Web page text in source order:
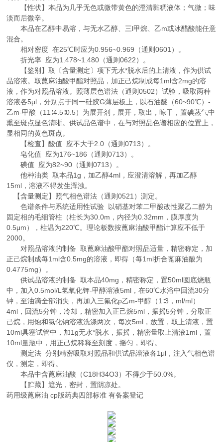
【性状】本品为几乎无色或微带黄色的澄清黏稠液体；气微；味
淡而后微辛。
本品在乙醇中易溶，与无水乙醇、三l甲烷、乙m或冰醋酸能任意
混合。
相对密度 在25℃时应为0.956~0.969（通则0601）。
折光率 应为1.478~1.480（通则0622）。
【鉴别】取〔含量测定〕项下无水*脱水后的上清液，作为供试
品溶液。取蓖麻油酸甲酯对照品，加正己烷制成每1ml含2mg的溶
液，作为对照品溶液。照薄层色谱法（通则0502）试验，吸取两种
溶液各5μl，分别点于同一硅胶G薄层板上，以石油醚（60~90℃）-
乙m-甲酸（11∶4.5∶0.5）为展开剂，展开，取出，晾干，置碘蒸气中
熏至斑点显色清晰。供试品色谱中，在与对照品色谱相应的位置上，
显相同的黄色斑点。
【检查】酸值 应不大于2.0（通则0713）。
皂化值 应为176~186（通则0713）。
碘值 应为82~90（通则0713）。
他种油类 取本品1g，加乙醇4ml，应澄清溶解，再加乙醇
15ml，溶液不得发生浑浊。
【含量测定】照气相色谱法（通则0521）测定。
色谱条件与系统适用性试验 以硝基对苯二甲酸改性聚乙二醇为
固定相的毛细管柱（柱长为30.0m，内径为0.32mm，膜厚度为
0.5μm），柱温为220℃。理论板数按蓖麻油酸甲酯计算应不低于
2000。
对照品溶液的制备 取蓖麻油酸甲酯对照品适量，精密称定，加
正己烷制成每1ml含0.5mg的溶液，即得（每1ml折合蓖麻油酸为
0.4775mg）。
供试品溶液的制备 取本品40mg，精密称定，置50ml圆底烧瓶
中，加入0.5mol/L氢氧化钾-甲醇溶液5ml，在60℃水浴中回流30分
钟，至油滴全部消失，再加入三氟化p乙m-甲醇（1∶3，ml/ml）
4ml，回流5分钟，冷却，精密加入正己烷5ml，振摇5分钟，分取正
己烷，用饱和氯化钠溶液洗涤两次，每次5ml，放置，取上清液，置
10ml具塞试管中，加1g无水*脱水，振摇，精密量取上清液1ml，置
10ml量瓶中，用正己烷稀释至刻度，摇匀，即得。
测定法 分别精密吸取对照品和供试品溶液各1μl，注入气相色谱
仪，测定，即得。
本品中含蓖麻油酸（C18H34O3）不得少于50.0%。
【贮藏】遮光，密封，置阴凉处。
药用级蓖麻油 cp版药典四部标准 有备案登记